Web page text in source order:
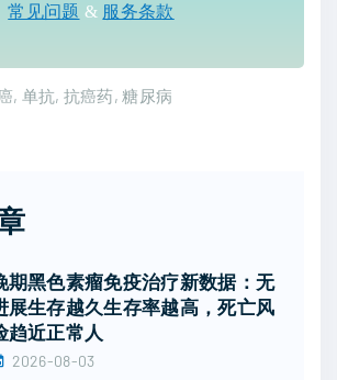
常见问题 & 服务条款
单抗 抗癌药 糖尿病
期黑色素瘤免疫治疗新数据：无
展生存越久生存率越高，死亡风
趋近正常人
2026-08-03